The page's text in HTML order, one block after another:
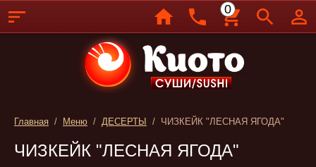
Главная / Меню / ДЕСЕРТЫ / ЧИЗКЕЙК "ЛЕСНАЯ ЯГОДА"
ЧИЗКЕЙК "ЛЕСНАЯ ЯГОДА"
0